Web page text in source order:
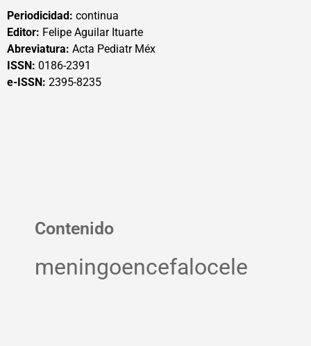
Periodicidad: continua
Editor: Felipe Aguilar Ituarte
Abreviatura: Acta Pediatr Méx
ISSN: 0186-2391
e-ISSN: 2395-8235
Contenido
meningoencefalocele